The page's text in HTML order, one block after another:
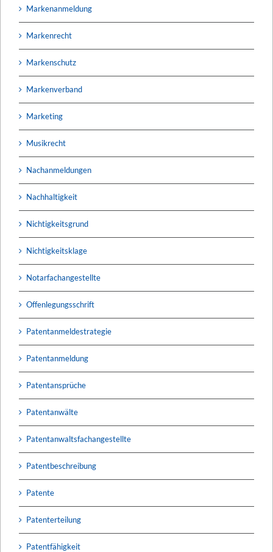
Markenanmeldung
Markenrecht
Markenschutz
Markenverband
Marketing
Musikrecht
Nachanmeldungen
Nachhaltigkeit
Nichtigkeitsgrund
Nichtigkeitsklage
Notarfachangestellte
Offenlegungsschrift
Patentanmeldestrategie
Patentanmeldung
Patentansprüche
Patentanwälte
Patentanwaltsfachangestellte
Patentbeschreibung
Patente
Patenterteilung
Patentfähigkeit